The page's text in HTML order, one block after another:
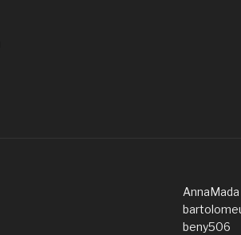
AnnaMada
beny506